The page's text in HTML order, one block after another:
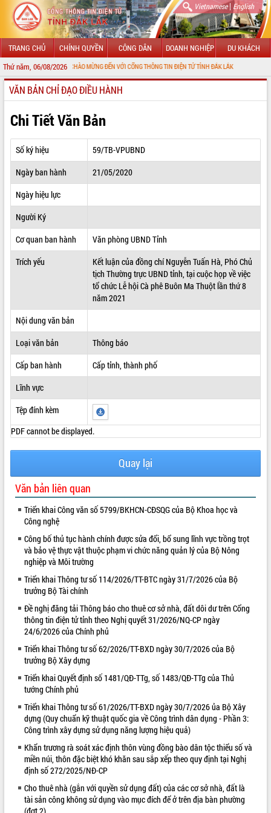
Vietnamese| English
TRANG CHỦ CHÍNH QUYỀN CÔNG DÂN DOANH NGHIỆP DU KHÁCH
Thứ năm, 06/08/2026CHÀO MỪNG ĐẾN VỚI CỔNG THÔNG TIN ĐIỆN TỬ TỈNH ĐẮK LẮK
GIỚI THIỆU
LÃNH ĐẠO UBND TỈNH
TIN TỨC SỰ KIỆN
SỞ, BAN, NGÀNH
THÔNG TIN CHỈ ĐẠO ĐIỀU HÀNH
HỆ THỐNG VĂN BẢN
VĂN BẢN HĐND TỈNH
QUY HOẠCH - KẾ HOẠCH
VIDEO
Lễ truy tặng danh hiệu “Bà Mẹ Việt
Nam Anh hùng” và trao Huân chương
Lao động
UBND tỉnh Đắk Lắk triển khai nhiệm
vụ 6 tháng cuối năm 2026
Kỳ họp thứ Hai, Hội đồng nhân dân
tỉnh khóa XI quyết nghị nhiều nội dung
quan trọng
Bí thư Tỉnh ủy Lương Nguyễn Minh
Triết thăm, tặng quà người có công với
cách mạng
ALBUM ẢNH
VĂN BẢN CHỈ ĐẠO ĐIỀU HÀNH
Chi Tiết Văn Bản
Số ký hiệu
59/TB-VPUBND
Ngày ban hành
21/05/2020
Ngày hiệu lực
Người Ký
Cơ quan ban hành
Văn phòng UBND Tỉnh
Trích yếu
Kết luận của đồng chí Nguyễn Tuấn Hà, Phó Chủ
tịch Thường trực UBND tỉnh, tại cuộc họp về việc
tổ chức Lễ hội Cà phê Buôn Ma Thuột lần thứ 8
năm 2021
Nội dung văn bản
Loại văn bản
Thông báo
Cấp ban hành
Cấp tỉnh, thành phố
Lĩnh vực
Tệp đính kèm
PDF cannot be displayed.
Quay lại
Văn bản liên quan
Triển khai Công văn số 5799/BKHCN-CĐSQG của Bộ Khoa học và
Công nghệ
Công bố thủ tục hành chính được sửa đổi, bổ sung lĩnh vực trồng trọt
và bảo vệ thực vật thuộc phạm vi chức năng quản lý của Bộ Nông
nghiệp và Môi trường
Triển khai Thông tư số 114/2026/TT-BTC ngày 31/7/2026 của Bộ
trưởng Bộ Tài chính
Đề nghị đăng tải Thông báo cho thuê cơ sở nhà, đất dôi dư trên Cổng
thông tin điện tử tỉnh theo Nghị quyết 31/2026/NQ-CP ngày
24/6/2026 của Chính phủ
Triển khai Thông tư số 62/2026/TT-BXD ngày 30/7/2026 của Bộ
trưởng Bộ Xây dựng
Triển khai Quyết định số 1481/QĐ-TTg, số 1483/QĐ-TTg của Thủ
tướng Chính phủ
Triển khai Thông tư số 61/2026/TT-BXD ngày 30/7/2026 ủa Bộ Xây
dựng (Quy chuẩn kỹ thuật quốc gia về Công trình dân dụng - Phần 3:
Công trình xây dựng sử dụng năng lượng hiệu quả)
Khẩn trương rà soát xác định thôn vùng đồng bào dân tộc thiểu số và
miền núi, thôn đặc biệt khó khăn sau sắp xếp theo quy định tại Nghị
định số 272/2025/NĐ-CP
Cho thuê nhà (gắn với quyền sử dụng đất) của các cơ sở nhà, đất là
tài sản công không sử dụng vào mục đích để ở trên địa bàn phường